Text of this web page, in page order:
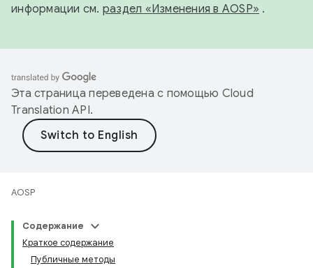
информации см. раздел «Изменения в AOSP» .
Эта страница переведена с помощью Cloud
Translation API.
AOSP
Содержание
Краткое содержание
Публичные методы